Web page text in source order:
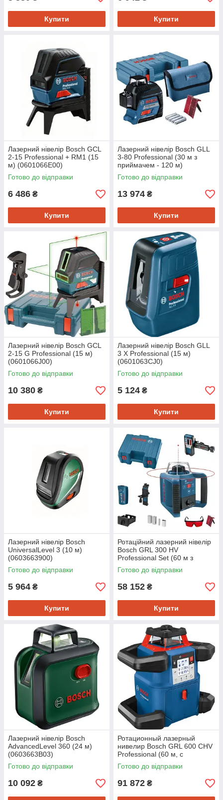
Купити Купити
Лазерний нівелір Bosch GCL
2-15 Professional + RM1 (15
м) (0601066E00)
Готово до відправки
6 486 ₴
Купити
Лазерний нівелір Bosch GLL
3-80 Professional (30 м з
приймачем - 120 м)
(0601063S00)
Готово до відправки
13 974 ₴
Купити
Лазерний нівелір Bosch GCL
2-15 G Professional (15 м)
(0601066J00)
Готово до відправки
10 380 ₴
Купити
Лазерний нівелір Bosch GLL
3 X Professional (15 м)
(0601063CJ0)
Готово до відправки
5 124 ₴
Купити
Лазерний нівелір Bosch
UniversalLevel 3 (10 м)
(0603663900)
Готово до відправки
5 964 ₴
Купити
Ротаційний лазерний нівелір
Bosch GRL 300 HV
Professional Set (60 м з
приймачем - 300 м)
(0601061501)
Готово до відправки
58 152 ₴
Купити
Лазерний нівелір Bosch
AdvancedLevel 360 (24 м)
(0603663B03)
Готово до відправки
10 092 ₴
Ротационный лазерный
нивелир Bosch GRL 600 CHV
Professional (60 м, с
приемником - 600 м)
(0601061F00)
Готово до відправки
91 872 ₴